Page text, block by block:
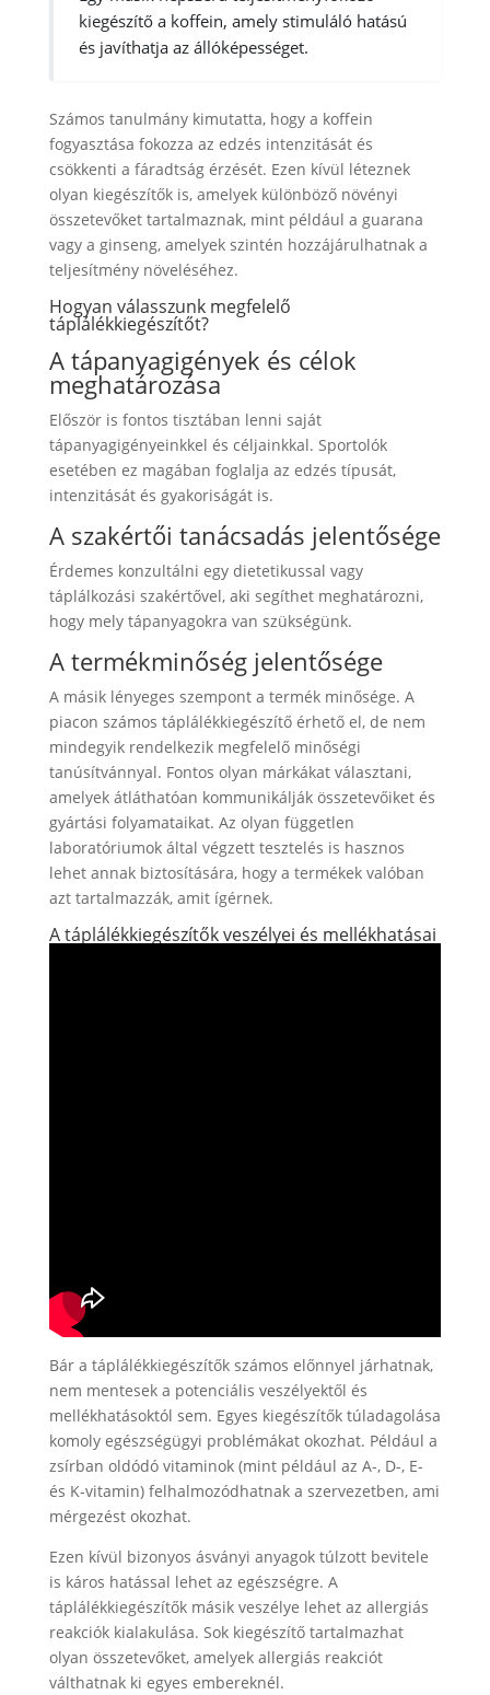
kiegészítő a koffein, amely stimuláló hatású
és javíthatja az állóképességet.
Számos tanulmány kimutatta, hogy a koffein
fogyasztása fokozza az edzés intenzitását és
csökkenti a fáradtság érzését. Ezen kívül léteznek
olyan kiegészítők is, amelyek különböző növényi
összetevőket tartalmaznak, mint például a guarana
vagy a ginseng, amelyek szintén hozzájárulhatnak a
teljesítmény növeléséhez.
Hogyan válasszunk megfelelő
táplálékkiegészítőt?
A tápanyagigények és célok
meghatározása
Először is fontos tisztában lenni saját
tápanyagigényeinkkel és céljainkkal. Sportolók
esetében ez magában foglalja az edzés típusát,
intenzitását és gyakoriságát is.
A szakértői tanácsadás jelentősége
Érdemes konzultálni egy dietetikussal vagy
táplálkozási szakértővel, aki segíthet meghatározni,
hogy mely tápanyagokra van szükségünk.
A termékminőség jelentősége
A másik lényeges szempont a termék minősége. A
piacon számos táplálékkiegészítő érhető el, de nem
mindegyik rendelkezik megfelelő minőségi
tanúsítvánnyal. Fontos olyan márkákat választani,
amelyek átláthatóan kommunikálják összetevőiket és
gyártási folyamataikat. Az olyan független
laboratóriumok által végzett tesztelés is hasznos
lehet annak biztosítására, hogy a termékek valóban
azt tartalmazzák, amit ígérnek.
A táplálékkiegészítők veszélyei és mellékhatásai
Bár a táplálékkiegészítők számos előnnyel járhatnak,
nem mentesek a potenciális veszélyektől és
mellékhatásoktól sem. Egyes kiegészítők túladagolása
komoly egészségügyi problémákat okozhat. Például a
zsírban oldódó vitaminok (mint például az A-, D-, E-
és K-vitamin) felhalmozódhatnak a szervezetben, ami
mérgezést okozhat.
Ezen kívül bizonyos ásványi anyagok túlzott bevitele
is káros hatással lehet az egészségre. A
táplálékkiegészítők másik veszélye lehet az allergiás
reakciók kialakulása. Sok kiegészítő tartalmazhat
olyan összetevőket, amelyek allergiás reakciót
válthatnak ki egyes embereknél.